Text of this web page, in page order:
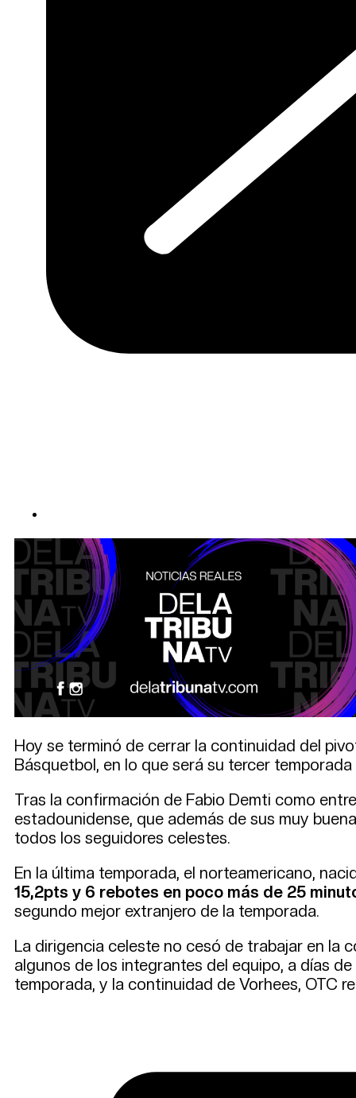
Hoy se terminó de cerrar la continuidad del
Básquetbol, en lo que será su tercer
Tras la confirmación de Fabio Demti como
estadounidense, que además de sus muy
todos los seguidores celestes.
En la última temporada, el norteamericano,
15,2pts y 6 rebotes en poco más de 25
segundo mejor extranjero de la temporada.
La dirigencia celeste no cesó de trabajar en la
algunos de los integrantes del equipo, a días
temporada, y la continuidad de Vorhees, OTC